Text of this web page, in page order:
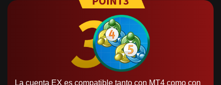
La cuenta EX es compatible tanto con MT4 como con